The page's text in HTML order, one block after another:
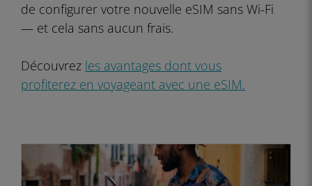
de configurer votre nouvelle eSIM sans Wi-Fi
— et cela sans aucun frais.
Découvrez les avantages dont vous
profiterez en voyageant avec une eSIM.